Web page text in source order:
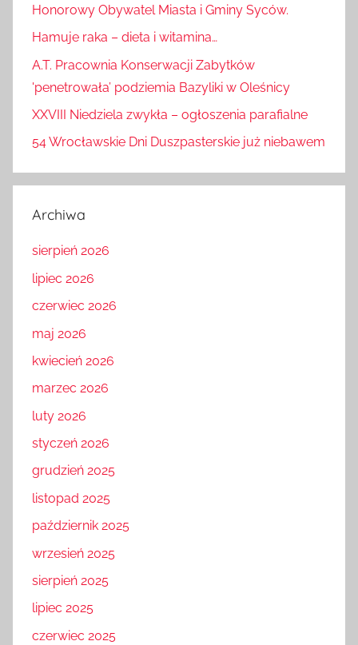
Honorowy Obywatel Miasta i Gminy Syców.
Hamuje raka – dieta i witamina…
A.T. Pracownia Konserwacji Zabytków
'penetrowała’ podziemia Bazyliki w Oleśnicy
XXVIII Niedziela zwykła – ogłoszenia parafialne
54 Wrocławskie Dni Duszpasterskie już niebawem
Archiwa
sierpień 2026
lipiec 2026
czerwiec 2026
maj 2026
kwiecień 2026
marzec 2026
luty 2026
styczeń 2026
grudzień 2025
listopad 2025
październik 2025
wrzesień 2025
sierpień 2025
lipiec 2025
czerwiec 2025